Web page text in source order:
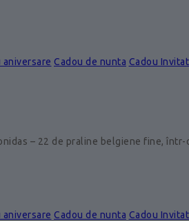
aniversare Cadou de nunta Cadou
– 22 de praline belgiene fine,
aniversare Cadou de nunta Cadou